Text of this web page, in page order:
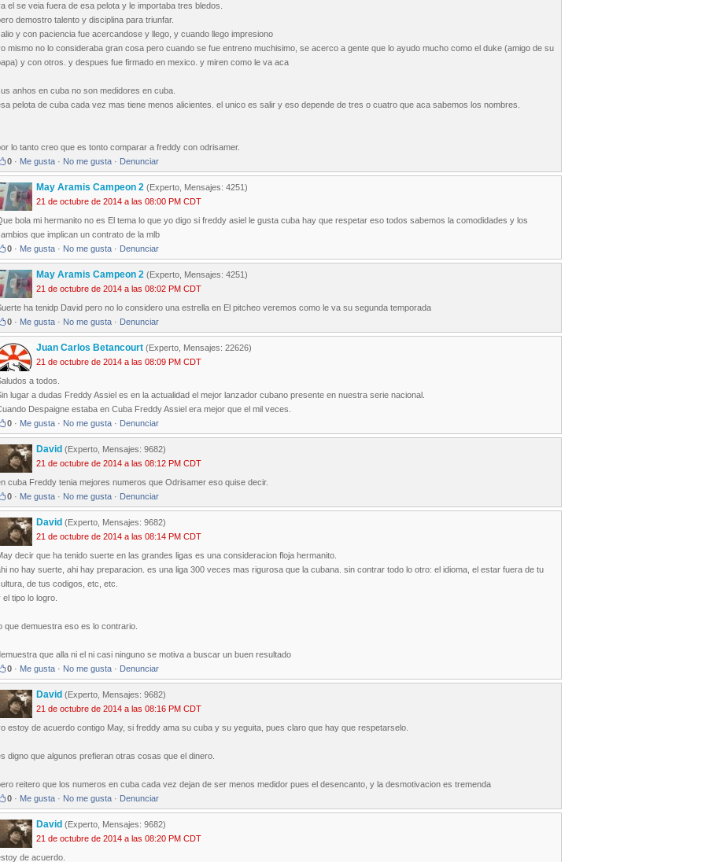
el se veia fuera de esa pelota y le importaba tres bledos.
demostro talento y disciplina para triunfar.
y con paciencia fue acercandose y llego, y cuando llego impresiono
mismo no lo consideraba gran cosa pero cuando se fue entreno muchisimo, se acerco a gente que lo ayudo mucho como el duke (amigo de su
y con otros. y despues fue firmado en mexico. y miren como le va aca
anhos en cuba no son medidores en cuba.
pelota de cuba cada vez mas tiene menos alicientes. el unico es salir y eso depende de tres o cuatro que aca sabemos los nombres.
lo tanto creo que es tonto comparar a freddy con odrisamer.
0 · Me gusta · No me gusta · Denunciar
May Aramis Campeon 2 (Experto, Mensajes: 4251)
21 de octubre de 2014 a las 08:00 PM CDT
bola mi hermanito no es El tema lo que yo digo si freddy asiel le gusta cuba hay que respetar eso todos sabemos la comodidades y los
que implican un contrato de la mlb
0 · Me gusta · No me gusta · Denunciar
May Aramis Campeon 2 (Experto, Mensajes: 4251)
21 de octubre de 2014 a las 08:02 PM CDT
ha tenidp David pero no lo considero una estrella en El pitcheo veremos como le va su segunda temporada
0 · Me gusta · No me gusta · Denunciar
Juan Carlos Betancourt (Experto, Mensajes: 22626)
21 de octubre de 2014 a las 08:09 PM CDT
a todos.
lugar a dudas Freddy Assiel es en la actualidad el mejor lanzador cubano presente en nuestra serie nacional.
Despaigne estaba en Cuba Freddy Assiel era mejor que el mil veces.
0 · Me gusta · No me gusta · Denunciar
David (Experto, Mensajes: 9682)
21 de octubre de 2014 a las 08:12 PM CDT
cuba Freddy tenia mejores numeros que Odrisamer eso quise decir.
0 · Me gusta · No me gusta · Denunciar
David (Experto, Mensajes: 9682)
21 de octubre de 2014 a las 08:14 PM CDT
decir que ha tenido suerte en las grandes ligas es una consideracion floja hermanito.
no hay suerte, ahi hay preparacion. es una liga 300 veces mas rigurosa que la cubana. sin contrar todo lo otro: el idioma, el estar fuera de tu
de tus codigos, etc, etc.
el tipo lo logro.
que demuestra eso es lo contrario.
que alla ni el ni casi ninguno se motiva a buscar un buen resultado
0 · Me gusta · No me gusta · Denunciar
David (Experto, Mensajes: 9682)
21 de octubre de 2014 a las 08:16 PM CDT
estoy de acuerdo contigo May, si freddy ama su cuba y su yeguita, pues claro que hay que respetarselo.
digno que algunos prefieran otras cosas que el dinero.
reitero que los numeros en cuba cada vez dejan de ser menos medidor pues el desencanto, y la desmotivacion es tremenda
0 · Me gusta · No me gusta · Denunciar
David (Experto, Mensajes: 9682)
21 de octubre de 2014 a las 08:20 PM CDT
de acuerdo.